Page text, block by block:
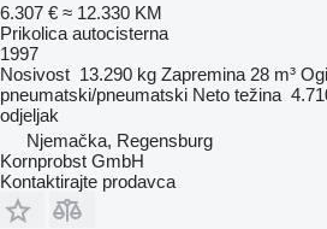
6.307 € ≈ 12.330 KM
Prikolica autocisterna
1997
Nosivost 13.290 kg Zapremina 28 m³
pneumatski/pneumatski Neto težina
odjeljak
Njemačka, Regensburg
Kornprobst GmbH
Kontaktirajte prodavca